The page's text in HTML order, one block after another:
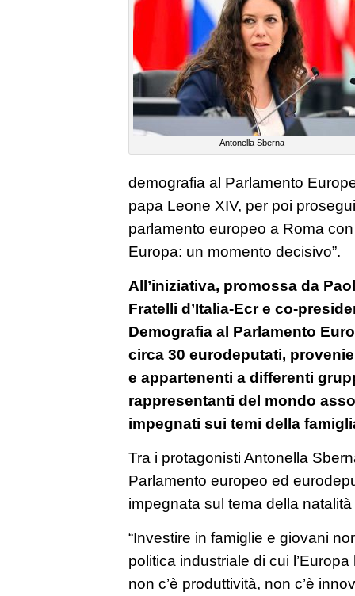
Antonella Sberna
demografia al Parlamento
papa Leone XIV, per poi
parlamento europeo a Roma
Europa: un momento decisivo”.
All’iniziativa, promossa da
Fratelli d’Italia-Ecr e co-
Demografia al Parlamento
circa 30 eurodeputati,
e appartenenti a differenti
rappresentanti del mondo
impegnati sui temi della
Tra i protagonisti Antonella
Parlamento europeo ed
impegnata sul tema della
“Investire in famiglie e giovani
politica industriale di cui
non c’è produttività, non c’è